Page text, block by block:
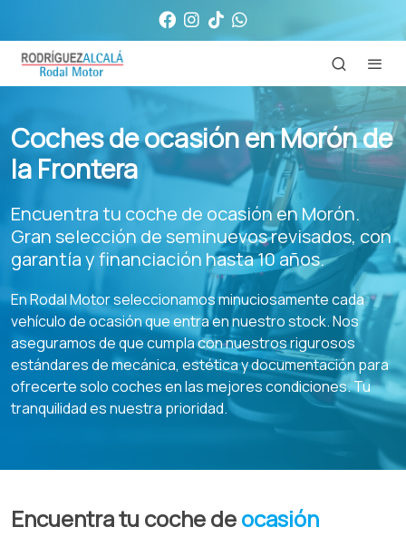
Coches de ocasión en Morón de
la Frontera
Encuentra tu coche de ocasión en Morón.
Gran selección de seminuevos revisados, con
garantía y financiación hasta 10 años.
En Rodal Motor seleccionamos minuciosamente cada
vehículo de ocasión que entra en nuestro stock. Nos
aseguramos de que cumpla con nuestros rigurosos
estándares de mecánica, estética y documentación para
ofrecerte solo coches en las mejores condiciones. Tu
tranquilidad es nuestra prioridad.
Encuentra tu coche deocasión